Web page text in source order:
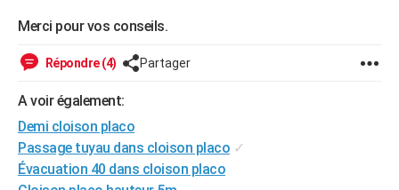
Alimentation
Guide de la santé
Maladies
Médicaments
Sommeil
VOYAGE
Destinations
City break
Voyage nature
Voyage de noces
Forum
Climat
PHOTO
GUIDES D'ACHAT
BONS PLANS
CARTE DE VOEUX
Merci pour vos conseils.
Répondre (4) Partager
A voir également:
Demi cloison placo
Passage tuyau dans cloison placo ✓
Évacuation 40 dans cloison placo